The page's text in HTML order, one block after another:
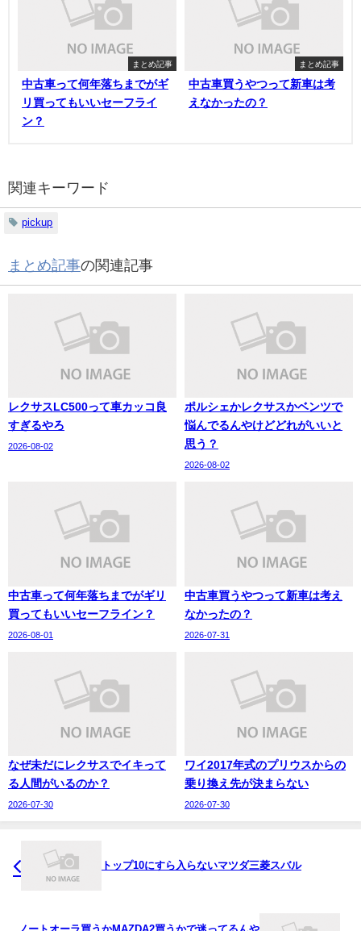
まとめ記事
中古車って何年落ちまでがギ
リ買ってもいいセーフライ
ン？
まとめ記事
中古車買うやつって新車は考
えなかったの？
関連キーワード
pickup
まとめ記事の関連記事
レクサスLC500って車カッコ良
すぎるやろ
2026-08-02
ポルシェかレクサスかベンツで
悩んでるんやけどどれがいいと
思う？
2026-08-02
中古車って何年落ちまでがギリ
買ってもいいセーフライン？
2026-08-01
中古車買うやつって新車は考え
なかったの？
2026-07-31
なぜ未だにレクサスでイキって
る人間がいるのか？
2026-07-30
ワイ2017年式のプリウスからの
乗り換え先が決まらない
2026-07-30
トップ10にすら入らないマツダ三菱スバル